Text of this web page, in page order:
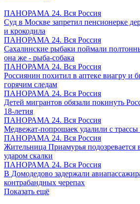
ПАНОРАМА 24. Вся Россия
Суд в Москве запретил пенсионерке
и крокодила
ПАНОРАМА 24. Вся Россия
Сахалинские рыбаки поймали
она же - рыба-собака
ПАНОРАМА 24. Вся Россия
Россиянин похитил в аптеке виагру и
горячим следам
ПАНОРАМА 24. Вся Россия
Детей мигрантов обязали покинуть
18-летия
ПАНОРАМА 24. Вся Россия
Медвежат-попрошаек удалили с
ПАНОРАМА 24. Вся Россия
Жительница Приамурья подозревается
ударом скалки
ПАНОРАМА 24. Вся Россия
В Домодедово задержали
контрабандных черепах
Показать ещё